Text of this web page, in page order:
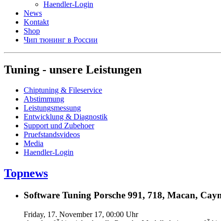
Haendler-Login
News
Kontakt
Shop
Чип тюнинг в России
Tuning - unsere Leistungen
Chiptuning & Fileservice
Abstimmung
Leistungsmessung
Entwicklung & Diagnostik
Support und Zubehoer
Pruefstandsvideos
Media
Haendler-Login
Topnews
Software Tuning Porsche 991, 718, Macan,
Friday, 17. November 17, 00:00 Uhr